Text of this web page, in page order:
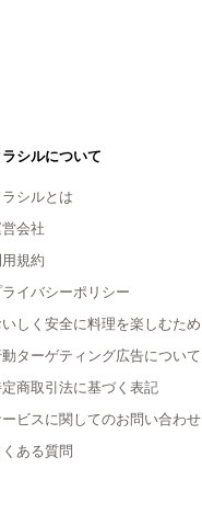
ラシルについて
ラシルとは
会社
規約
ライバシーポリシー
いしく安全に料理を楽しむため
ターゲティング広告について
商取引法に基づく表記
ビスに関してのお問い合わせ
くある質問